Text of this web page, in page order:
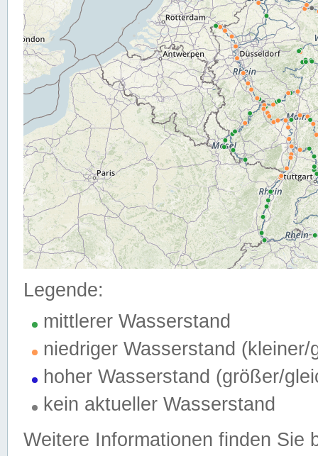
Legende:
mittlerer Wasserstand
niedriger Wasserstand (kleiner/
hoher Wasserstand (größer/
kein aktueller Wasserstand
Weitere Informationen finden Sie